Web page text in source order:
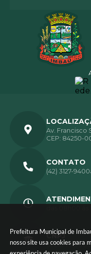
Prefeitura Municipal de
nosso site usa cookies para
Av. Francisco
CEP: 84250-
CONTATO
(42) 3127-9400
CNPJ
01.613.770/